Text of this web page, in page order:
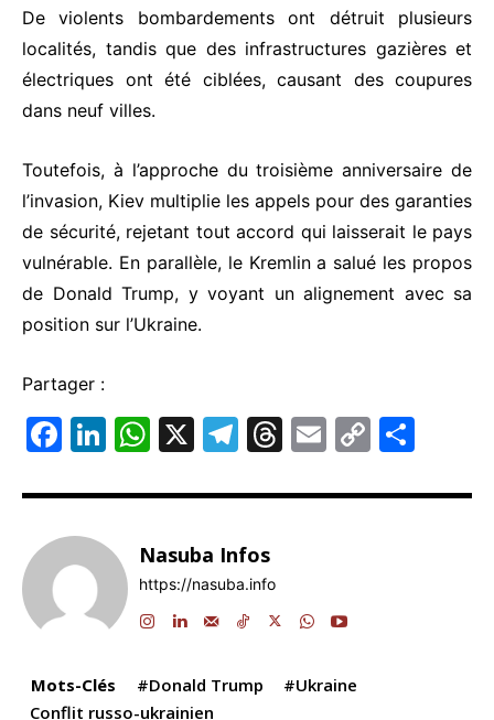
De violents bombardements ont détruit plusieurs
localités, tandis que des infrastructures gazières et
électriques ont été ciblées, causant des coupures
dans neuf villes.
Toutefois, à l’approche du troisième anniversaire de
l’invasion, Kiev multiplie les appels pour des garanties
de sécurité, rejetant tout accord qui laisserait le pays
vulnérable. En parallèle, le Kremlin a salué les propos
de Donald Trump, y voyant un alignement avec sa
position sur l’Ukraine.
Partager :
F
c
e
b
o
k
Li
k
e
dI
n
W
at
s
A
p
X
T
e
gr
a
m
T
e
s
E
ai
C
p ta
Nasuba Infos
https://nasuba.info
Mots-Clés #Donald Trump
#Ukraine
Conflit russo-ukrainien